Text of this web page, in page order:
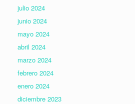
julio 2024
junio 2024
mayo 2024
abril 2024
marzo 2024
febrero 2024
enero 2024
diciembre 2023